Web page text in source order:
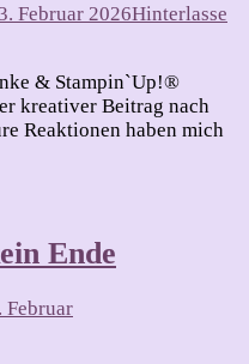
Februar 2026Hinterlasse
& Stampin`Up!®
kreativer Beitrag nach
Reaktionen haben mich
Ende
Februar